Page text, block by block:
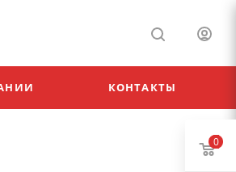
КОНТАКТЫ
0